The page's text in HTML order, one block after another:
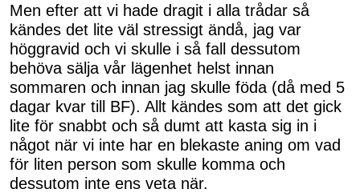
Men efter att vi hade dragit i alla trådar så
kändes det lite väl stressigt ändå, jag var
höggravid och vi skulle i så fall dessutom
behöva sälja vår lägenhet helst innan
sommaren och innan jag skulle föda (då med 5
dagar kvar till BF). Allt kändes som att det gick
lite för snabbt och så dumt att kasta sig in i
något när vi inte har en blekaste aning om vad
för liten person som skulle komma och
dessutom inte ens veta när.